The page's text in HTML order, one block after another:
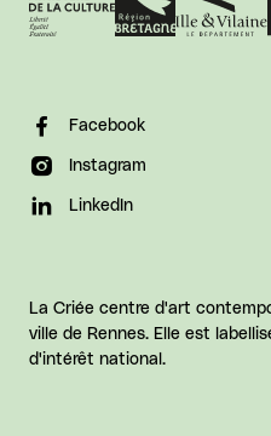
Facebook
Instagram
LinkedIn
La Criée centre d'art
ville de Rennes. Elle est
d'intérêt national.